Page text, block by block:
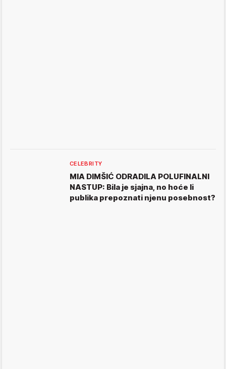
CELEBRITY
MIA DIMŠIĆ ODRADILA POLUFINALNI
NASTUP: Bila je sjajna, no hoće li
publika prepoznati njenu posebnost?